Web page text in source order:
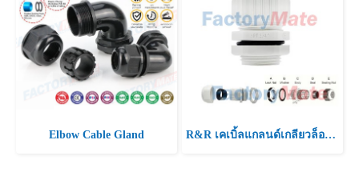
Elbow Cable Gland R&R เคเบิ้ลแกลนด์เกลียวล็อค NPT 3/4"